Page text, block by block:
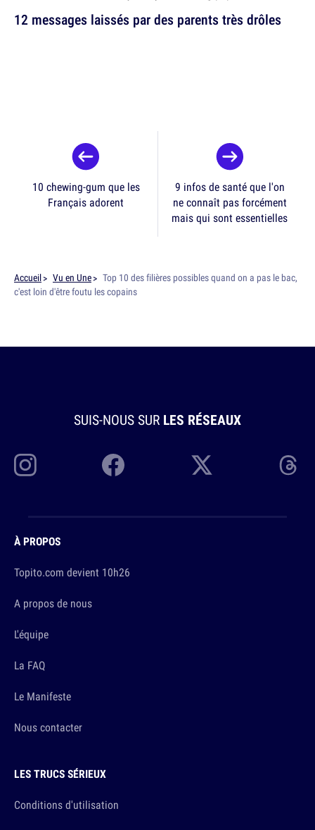
12 messages laissés par des parents très drôles
10 chewing-gum que les
Français adorent
9 infos de santé que l'on
ne connaît pas forcément
mais qui sont essentielles
Accueil Vu en Une
Top 10 des filières possibles quand on a pas le bac,
c'est loin d'être foutu les copains
SUIS-NOUS SUR LES RÉSEAUX
À PROPOS
Topito.com devient 10h26
A propos de nous
L'équipe
La FAQ
Le Manifeste
Nous contacter
LES TRUCS SÉRIEUX
Conditions d'utilisation